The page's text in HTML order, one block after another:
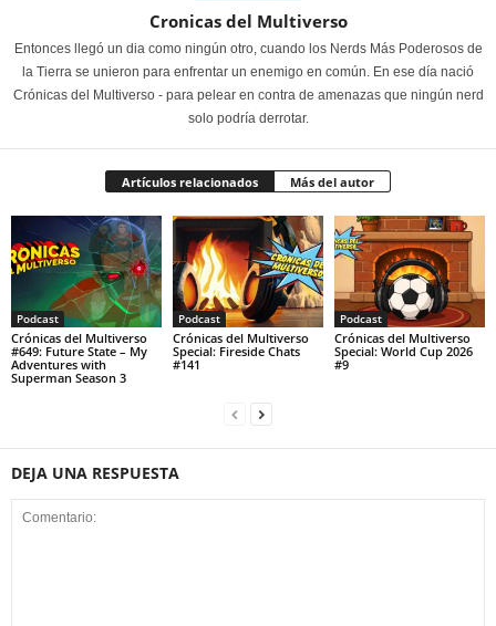
Cronicas del Multiverso
Entonces llegó un dia como ningún otro, cuando los Nerds Más Poderosos de
la Tierra se unieron para enfrentar un enemigo en común. En ese día nació
Crónicas del Multiverso - para pelear en contra de amenazas que ningún nerd
solo podría derrotar.
Artículos relacionados Más del autor
Podcast
Crónicas del Multiverso
#649: Future State – My
Adventures with
Superman Season 3
Podcast
Crónicas del Multiverso
Special: Fireside Chats
#141
Podcast
Crónicas del Multiverso
Special: World Cup 2026
#9
DEJA UNA RESPUESTA